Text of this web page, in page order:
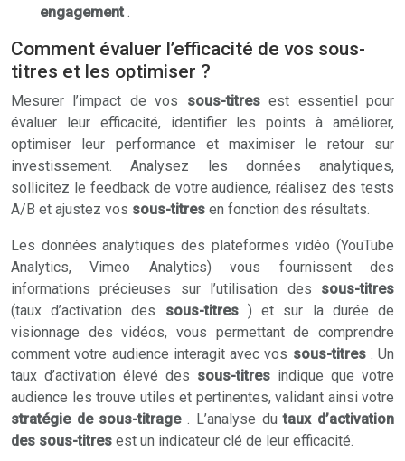
engagement .
Comment évaluer l’efficacité de vos sous-
titres et les optimiser ?
Mesurer l’impact de vos sous-titresest essentiel pour
évaluer leur efficacité, identifier les points à améliorer,
optimiser leur performance et maximiser le retour sur
investissement. Analysez les données analytiques,
sollicitez le feedback de votre audience, réalisez des tests
A/B et ajustez vos sous-titres en fonction des résultats.
Les données analytiques des plateformes vidéo (YouTube
Analytics, Vimeo Analytics) vous fournissent des
informations précieuses sur l’utilisation des sous-titres
(taux d’activation des sous-titres ) et sur la durée de
visionnage des vidéos, vous permettant de comprendre
comment votre audience interagit avec vos sous-titres . Un
taux d’activation élevé des sous-titres indique que votre
audience les trouve utiles et pertinentes, validant ainsi votre
stratégie de sous-titrage. L’analyse dutaux d’activation
des sous-titres est un indicateur clé de leur efficacité.